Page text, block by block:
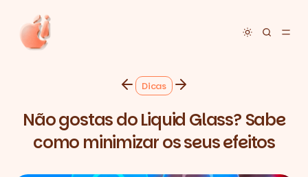
Toggle
Dicas
Não gostas do Liquid Glass? Sabe
como minimizar os seus efeitos